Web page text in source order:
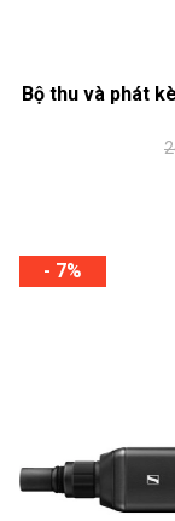
Bộ thu và phát
- 7%